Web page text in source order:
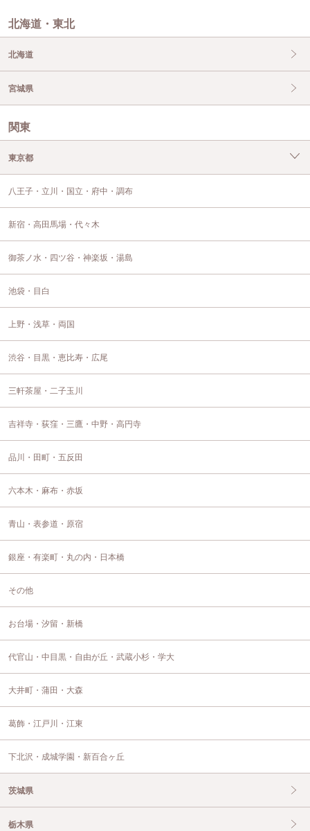
北海道・東北
北海道
宮城県
関東
東京都
八王子・立川・国立・府中・調布
新宿・高田馬場・代々木
御茶ノ水・四ツ谷・神楽坂・湯島
池袋・目白
上野・浅草・両国
渋谷・目黒・恵比寿・広尾
三軒茶屋・二子玉川
吉祥寺・荻窪・三鷹・中野・高円寺
品川・田町・五反田
六本木・麻布・赤坂
青山・表参道・原宿
銀座・有楽町・丸の内・日本橋
その他
お台場・汐留・新橋
代官山・中目黒・自由が丘・武蔵小杉・学大
大井町・蒲田・大森
葛飾・江戸川・江東
下北沢・成城学園・新百合ヶ丘
茨城県
栃木県